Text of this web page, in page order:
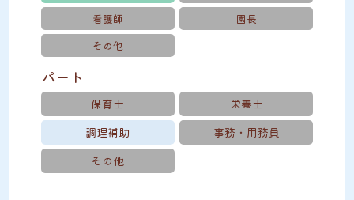
看護師
園長
その他
パート
保育士
栄養士
調理補助
事務・用務員
その他